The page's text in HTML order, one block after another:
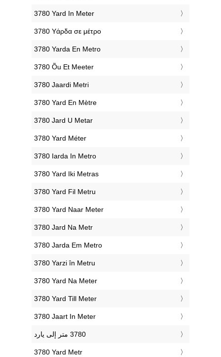
‎3780 Yard In Meter
‎3780 Υάρδα σε μέτρο
‎3780 Yarda En Metro
‎3780 Õu Et Meeter
‎3780 Jaardi Metri
‎3780 Yard En Mètre
‎3780 Jard U Metar
‎3780 Yard Méter
‎3780 Iarda In Metro
‎3780 Yard Iki Metras
‎3780 Yard Fil Metru
‎3780 Yard Naar Meter
‎3780 Jard Na Metr
‎3780 Jarda Em Metro
‎3780 Yarzi în Metru
‎3780 Yard Na Meter
‎3780 Yard Till Meter
‎3780 Jaart In Meter
‎3780 Yard Metr